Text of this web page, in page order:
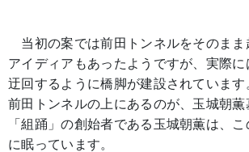
当初の案では前田トンネルをそのまま
アイディアもあったようですが、実際
迂回するように橋脚が建設されていま
前田トンネルの上にあるのが、玉城朝
「組踊」の創始者である玉城朝薫は、
に眠っています。